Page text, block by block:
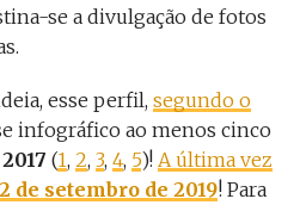
se a divulgação de fotos
esse perfil, segundo o
infográfico ao menos cinco
(1, 2, 3, 4, 5)! A última vez
de setembro de 2019! Para